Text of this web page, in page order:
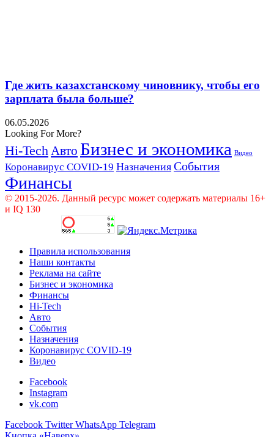
Где жить казахстанскому чиновнику, чтобы его
зарплата была больше?
06.05.2026
Looking For More?
Hi-Tech Авто Бизнес и экономика Видео
Коронавирус COVID-19 Назначения События
Финансы
© 2015-2026. Данный ресурс может содержать материалы 16+
и IQ 130
Правила использования
Наши контакты
Реклама на сайте
Бизнес и экономика
Финансы
Hi-Tech
Авто
События
Назначения
Коронавирус COVID-19
Видео
Facebook
Instagram
vk.com
Facebook Twitter WhatsApp Telegram